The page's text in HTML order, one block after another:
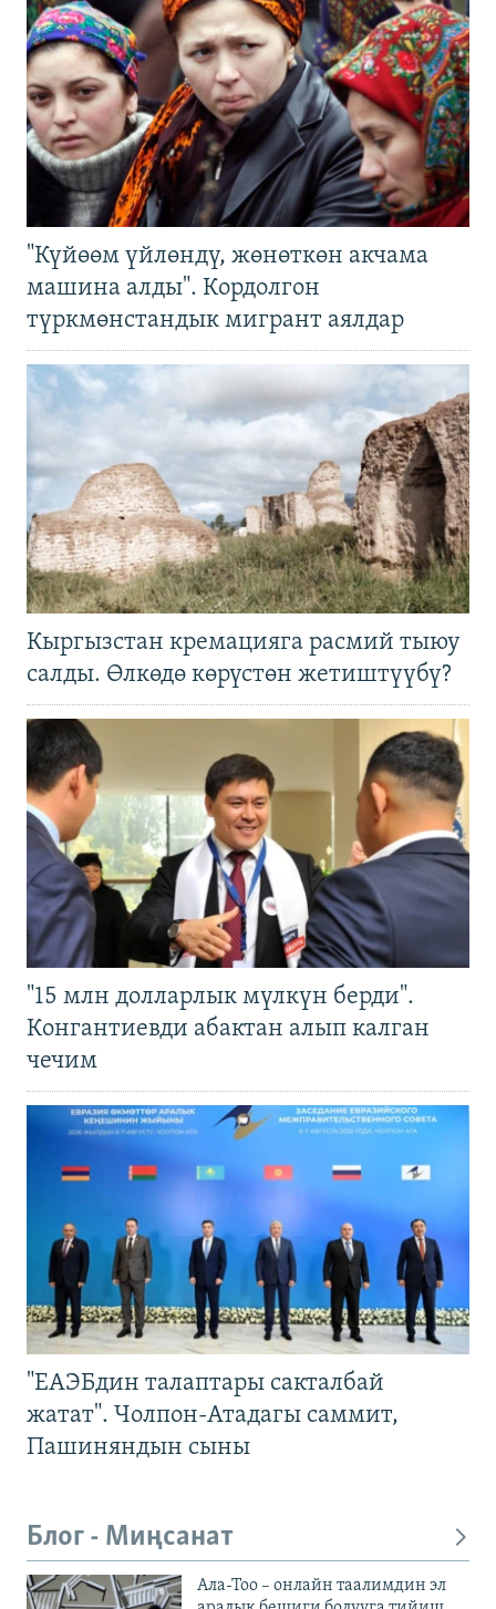
"Күйөөм үйлөндү, жөнөткөн акчама
машина алды". Кордолгон
түркмөнстандык мигрант аялдар
Кыргызстан кремацияга расмий тыюу
салды. Өлкөдө көрүстөн жетиштүүбү?
"15 млн долларлык мүлкүн берди".
Конгантиевди абактан алып калган
чечим
"ЕАЭБдин талаптары сакталбай
жатат". Чолпон-Атадагы саммит,
Пашиняндын сыны
Блог - Миңсанат
Ала-Тоо – онлайн таалимдин эл